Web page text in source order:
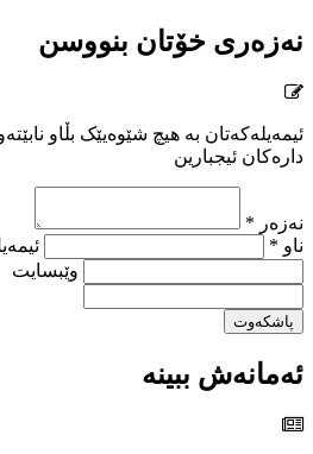
نەزەری خۆتان بنووسن
ئیمەیلەکەتان بە هیچ شێوەیێک بڵاو
دارەکان ئیجبارین
نەزەر *
ناو *
وێبسایت
پاشکەوت
ئەمانەش ببینە